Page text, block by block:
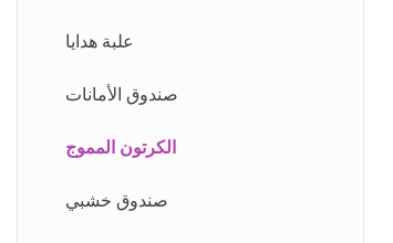
علبة هدايا
صندوق الأمانات
الكرتون المموج
صندوق خشبي